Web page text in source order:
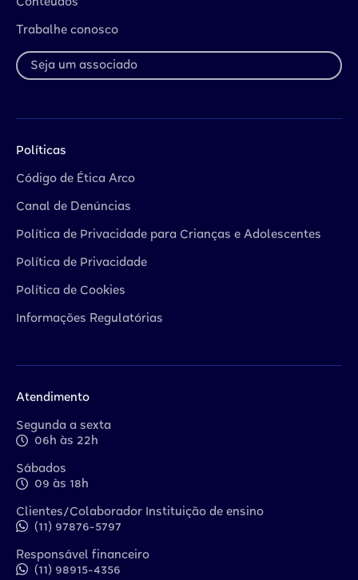
Trabalhe conosco
Seja um associado
Políticas
Código de Ética Arco
Canal de Denúncias
Política de Privacidade para Crianças e Adolescentes
Política de Privacidade
Política de Cookies
Informações Regulatórias
Atendimento
Segunda a sexta
06h às 22h
Sábados
09 às 18h
Clientes/Colaborador Instituição de ensino
(11) 97876-5797
Responsável financeiro
(11) 98915-4356